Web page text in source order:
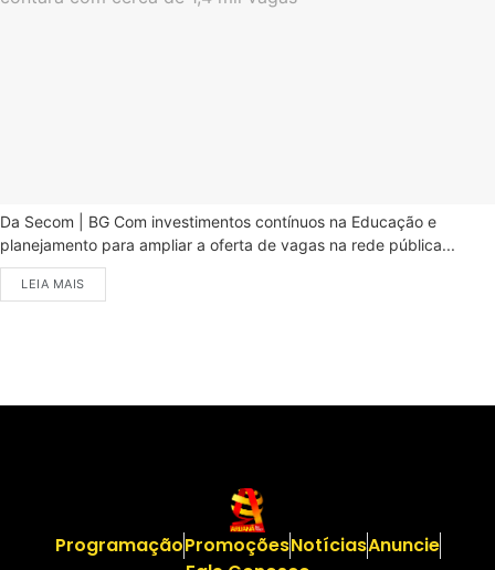
Da Secom | BG Com investimentos contínuos na Educação e
planejamento para ampliar a oferta de vagas na rede pública...
LEIA MAIS
ProgramaçãoPromoçõesNotíciasAnuncie